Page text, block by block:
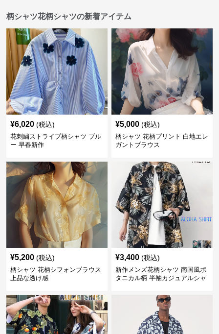
柄シャツ花柄シャツの新着アイテム
¥6,020 (税込)
花刺繍ストライプ柄シャツ ブル
ー 早春新作
¥5,000 (税込)
柄シャツ 花柄プリント 白地エレ
ガントブラウス
¥5,200 (税込)
柄シャツ 花柄シフォンブラウス
上品な透け感
¥3,400 (税込)
新作メンズ花柄シャツ 南国風ボ
タニカル柄 半袖カジュアルシャ